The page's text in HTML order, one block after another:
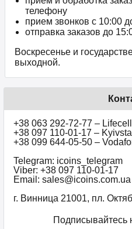
телефону
прием звонков c 10:00
отправка заказов до
Воскресенье и
выходной.
+38 063 292-72-77 – Lifecell
+38 097 110-01-17 –
+38 099 644-05-50 –
Telegram: icoins_telegram
Viber: +38 097 110-01-17
Email: sales@icoins.com.ua
г. Винница 21001, пл.
Подписывайтесь